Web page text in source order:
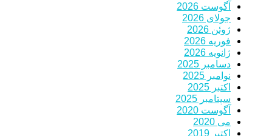
آگوست 2026
جولای 2026
ژوئن 2026
فوریه 2026
ژانویه 2026
دسامبر 2025
نوامبر 2025
اکتبر 2025
سپتامبر 2025
آگوست 2020
می 2020
اکتبر 2019